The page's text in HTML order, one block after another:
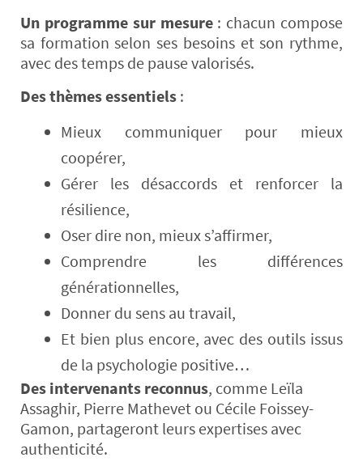
Un programme sur mesure: chacun compose
sa formation selon ses besoins et son rythme,
avec des temps de pause valorisés.
Des thèmes essentiels :
Mieux communiquer pour mieux
coopérer,
Gérer les désaccords et renforcer la
résilience,
Oser dire non, mieux s’affirmer,
Comprendre les différences
générationnelles,
Donner du sens au travail,
Et bien plus encore, avec des outils issus
de la psychologie positive…
Des intervenants reconnus, comme Leïla
Assaghir, Pierre Mathevet ou Cécile Foissey-
Gamon, partageront leurs expertises avec
authenticité.